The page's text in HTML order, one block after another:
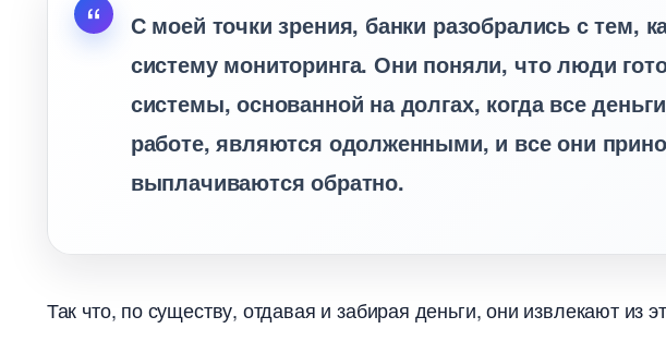
С моей точки зрения, банки разобрались с тем,
систему мониторинга. Они поняли, что люди
системы, основанной на долгах, когда все
работе, являются одолженными, и все они
ыплачиваются обратно.
Так что, по существу, отдавая и забирая деньги, они извлекают из